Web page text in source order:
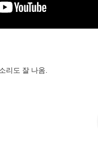
리도 잘 나옴.